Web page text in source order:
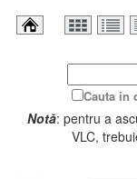
Cauta in
Notă: pentru a
VLC,